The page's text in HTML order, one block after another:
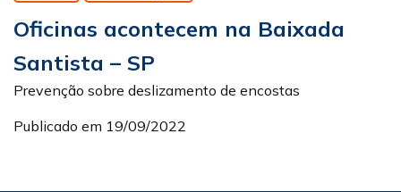
Oficinas acontecem na Baixada
Santista – SP
Prevenção sobre deslizamento de encostas
Publicado em 19/09/2022